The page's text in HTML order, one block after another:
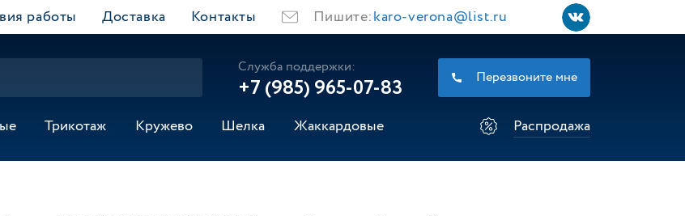
работы Доставка Контакты Пишите:karo-verona@list.ru
Служба поддержки:
+7 (985) 965-07-83
Перезвоните мне
Трикотаж Кружево Шелка Жаккардовые Распродажа